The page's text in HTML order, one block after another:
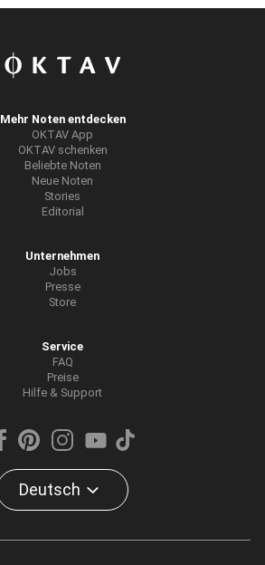
Mehr Noten entdecken
OKTAV App
OKTAV schenken
Beliebte Noten
Neue Noten
Stories
Editorial
Unternehmen
Jobs
Presse
Store
Service
FAQ
Preise
Hilfe & Support
Deutsch